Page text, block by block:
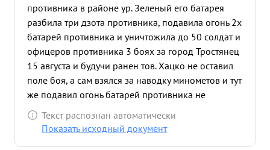
противника в районе ур. Зеленый его батарея
разбила три дзота противника, подавила огонь 2х
батарей противника и уничтожила до 50 солдат и
офицеров противника 3 боях за город Тростянец
15 августа и будучи ранен тов. Хацко не оставил
поле боя, а сам взялся за наводку минометов и тут
же подавил огонь батарей противника не
дававшей продвигаться вперед подразделениям
полка и уничтожил две вражеские автомашины с
Текст распознан автоматически
Показать исходный документ